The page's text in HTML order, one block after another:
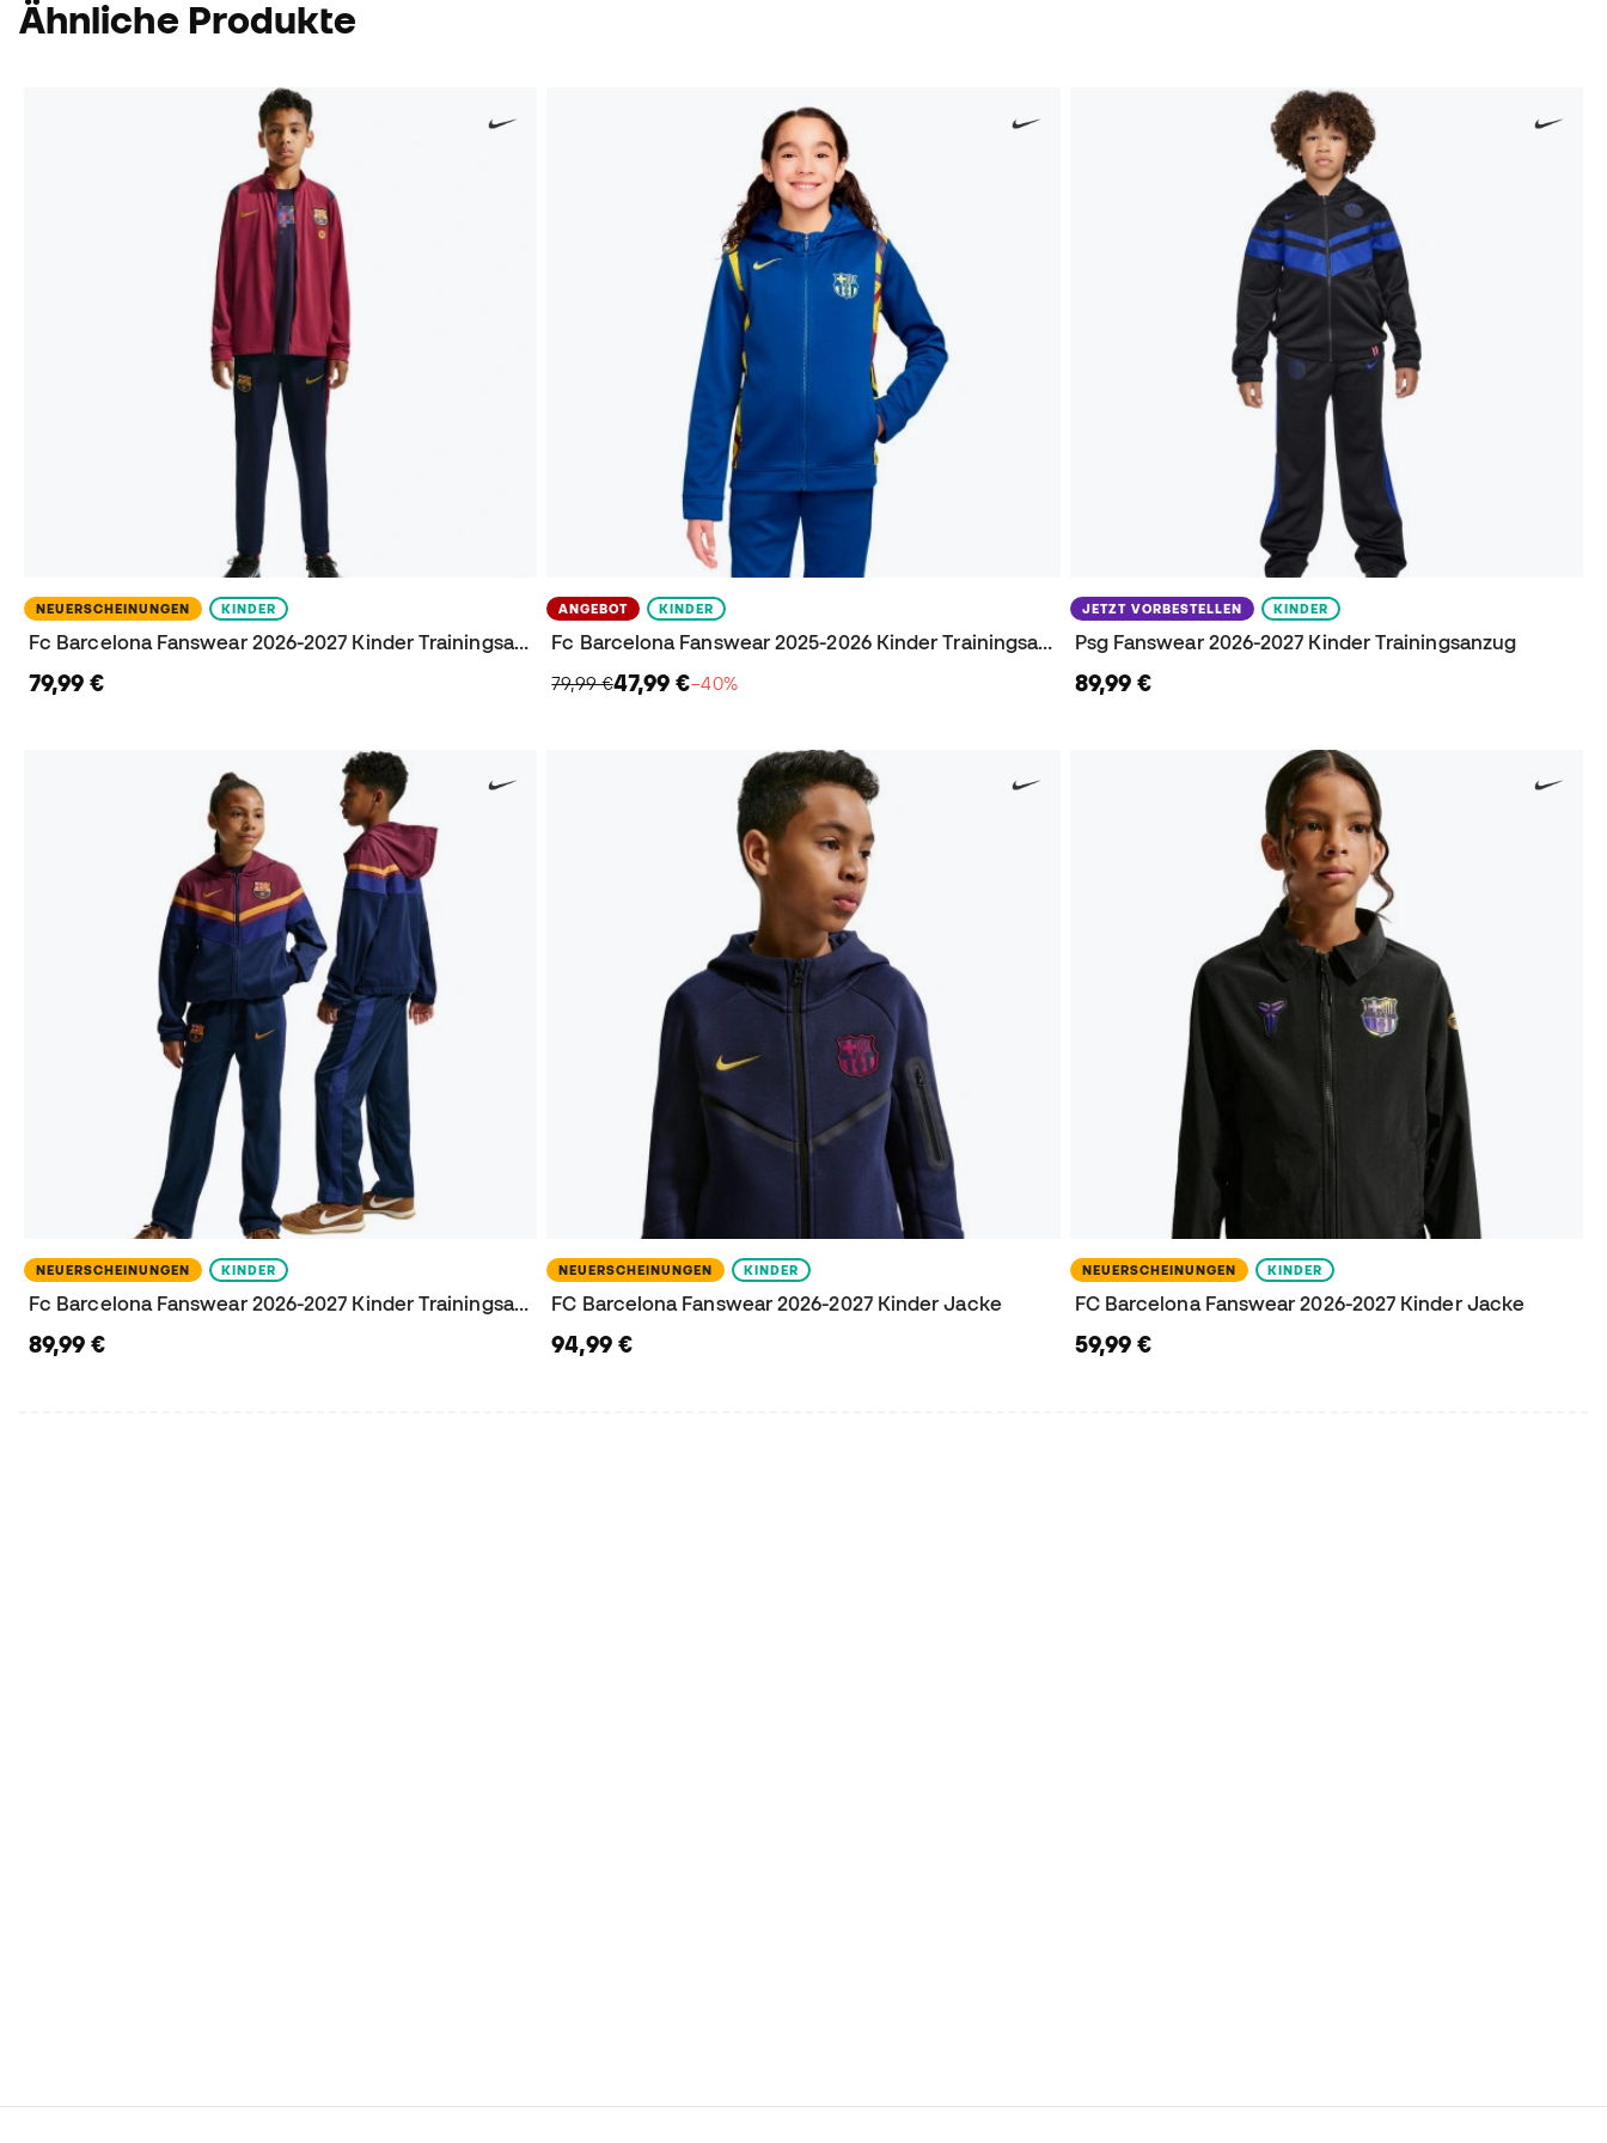
Ähnliche Produkte
NEUERSCHEINUNGEN KINDER
Fc Barcelona Fanswear 2026-2027 Kinder Trainingsanzug
79,99 €
ANGEBOT KINDER
Fc Barcelona Fanswear 2025-2026 Kinder Trainingsanzug
79,99 €47,99 €−40%
JETZT VORBESTELLEN KINDER
Psg Fanswear 2026-2027 Kinder Trainingsanzug
89,99 €
NEUERSCHEINUNGEN KINDER
Fc Barcelona Fanswear 2026-2027 Kinder Trainingsanzug
89,99 €
NEUERSCHEINUNGEN KINDER
FC Barcelona Fanswear 2026-2027 Kinder Jacke
94,99 €
NEUERSCHEINUNGEN KINDER
FC Barcelona Fanswear 2026-2027 Kinder Jacke
59,99 €